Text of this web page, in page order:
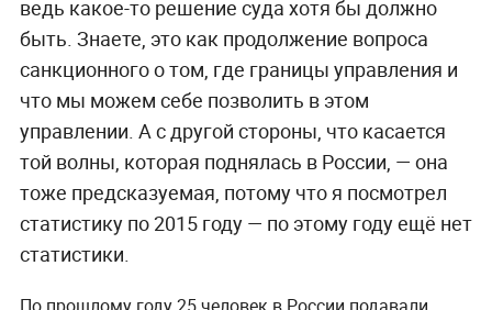
ведь какое-то решение суда хотя бы должно
быть. Знаете, это как продолжение вопроса
санкционного о том, где границы управления и
что мы можем себе позволить в этом
управлении. А с другой стороны, что касается
той волны, которая поднялась в России, — она
тоже предсказуемая, потому что я посмотрел
статистику по 2015 году — по этому году ещё нет
статистики.